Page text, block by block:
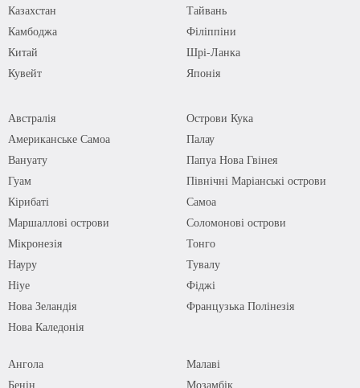
Казахстан
Камбоджа
Китай
Кувейт
Тайвань
Філіппіни
Шрі-Ланка
Японія
Австралія
Американське Самоа
Вануату
Гуам
Кірибаті
Маршаллові острови
Мікронезія
Науру
Ніуе
Нова Зеландія
Нова Каледонія
Острови Кука
Палау
Папуа Нова Гвінея
Північні Маріанські острови
Самоа
Соломонові острови
Тонго
Тувалу
Фіджі
Французька Полінезія
Ангола
Бенін
Малаві
Мозамбік